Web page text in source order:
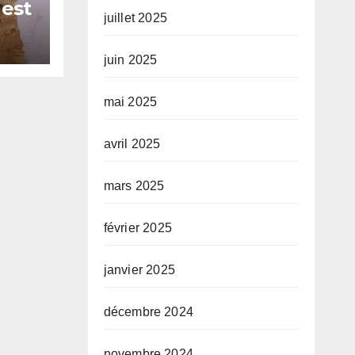
juillet 2025
juin 2025
mai 2025
avril 2025
mars 2025
février 2025
janvier 2025
décembre 2024